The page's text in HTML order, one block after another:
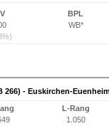
BPL
WB*
266) - Euskirchen-
L-Rang
1.050